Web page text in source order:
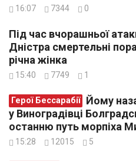
16:07 7344 0
Під час вчорашньої
Дністра смертельні
річна жінка
15:40 7749 1
Герої Бессарабії
у Виноградівці
останню путь морпіха
15:28 12015 5